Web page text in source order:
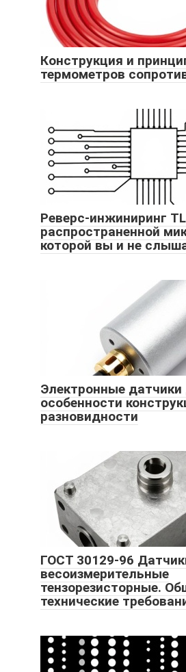
Конструкция и
термометров
Реверс-инжиниринг
распространенной
которой вы и не
Электронные датчики
особенности
разновидности
ГОСТ 30129-96
весоизмерительные
тензорезисторные.
технические